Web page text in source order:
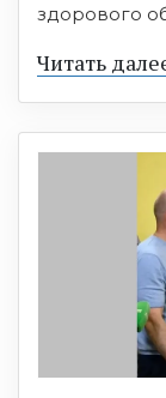
здорового
Читать